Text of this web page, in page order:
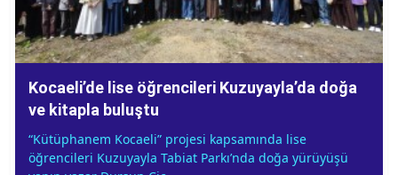
Kocaeli’de lise öğrencileri Kuzuyayla’da doğa
ve kitapla buluştu
“Kütüphanem Kocaeli” projesi kapsamında lise
öğrencileri Kuzuyayla Tabiat Parkı’nda doğa yürüyüşü